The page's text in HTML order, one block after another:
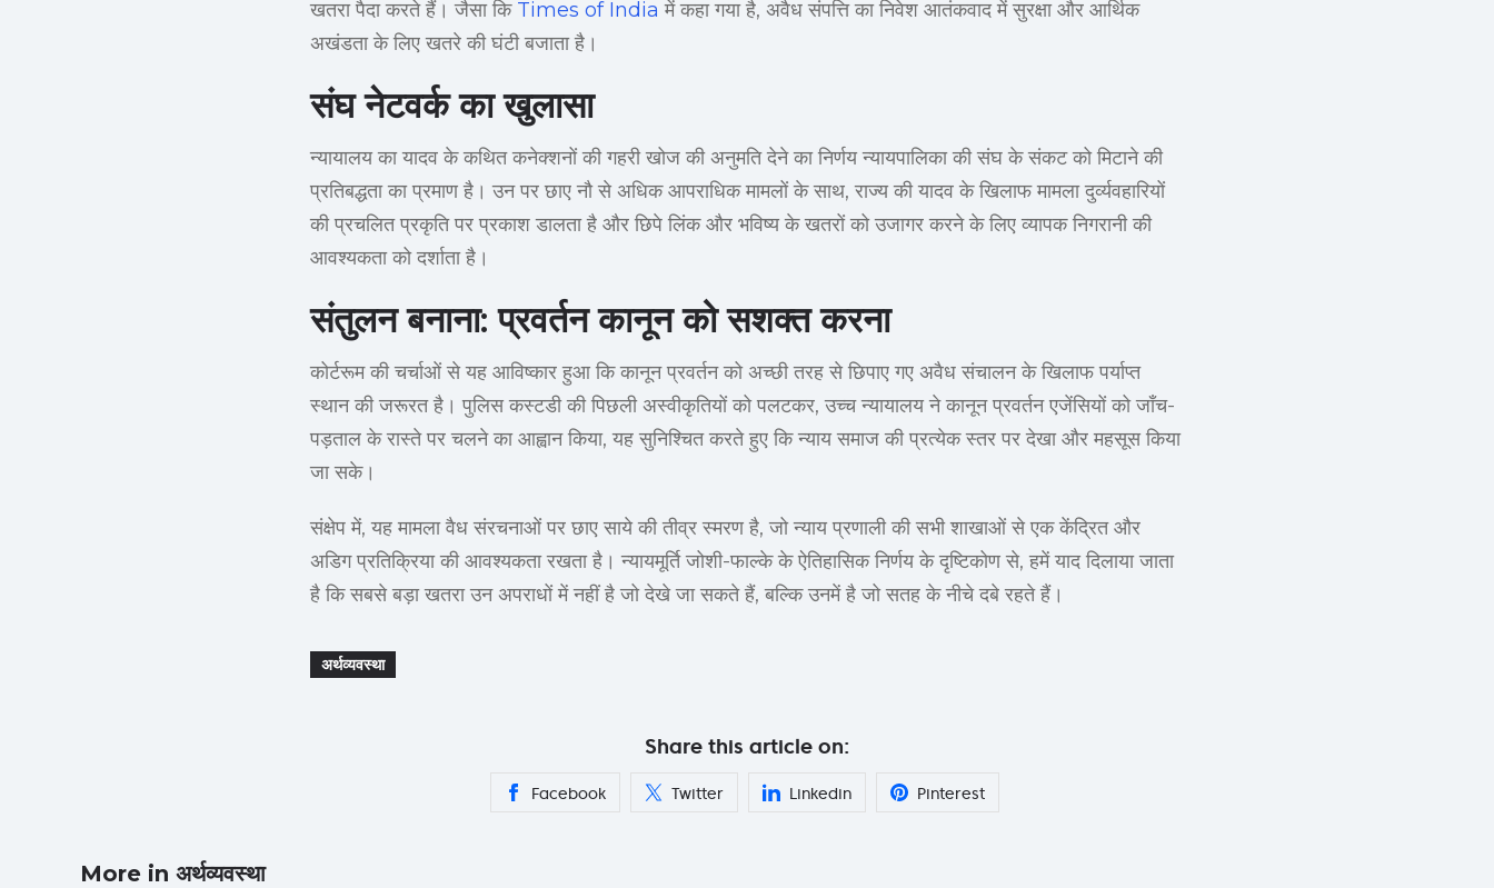
खतरा पैदा करते हैं। जैसा कि Times of India में कहा गया है, अवैध संपत्ति का निवेश आतंकवाद में सुरक्षा और आर्थिक
अखंडता के लिए खतरे की घंटी बजाता है।
संघ नेटवर्क का खुलासा
न्यायालय का यादव के कथित कनेक्शनों की गहरी खोज की अनुमति देने का निर्णय न्यायपालिका की संघ के संकट को मिटाने की
प्रतिबद्धता का प्रमाण है। उन पर छाए नौ से अधिक आपराधिक मामलों के साथ, राज्य की यादव के खिलाफ मामला दुर्व्यवहारियों
की प्रचलित प्रकृति पर प्रकाश डालता है और छिपे लिंक और भविष्य के खतरों को उजागर करने के लिए व्यापक निगरानी की
आवश्यकता को दर्शाता है।
संतुलन बनाना: प्रवर्तन कानून को सशक्त करना
कोर्टरूम की चर्चाओं से यह आविष्कार हुआ कि कानून प्रवर्तन को अच्छी तरह से छिपाए गए अवैध संचालन के खिलाफ पर्याप्त
स्थान की जरूरत है। पुलिस कस्टडी की पिछली अस्वीकृतियों को पलटकर, उच्च न्यायालय ने कानून प्रवर्तन एजेंसियों को जाँच-
पड़ताल के रास्ते पर चलने का आह्वान किया, यह सुनिश्चित करते हुए कि न्याय समाज की प्रत्येक स्तर पर देखा और महसूस किया
जा सके।
संक्षेप में, यह मामला वैध संरचनाओं पर छाए साये की तीव्र स्मरण है, जो न्याय प्रणाली की सभी शाखाओं से एक केंद्रित और
अडिग प्रतिक्रिया की आवश्यकता रखता है। न्यायमूर्ति जोशी-फाल्के के ऐतिहासिक निर्णय के दृष्टिकोण से, हमें याद दिलाया जाता
है कि सबसे बड़ा खतरा उन अपराधों में नहीं है जो देखे जा सकते हैं, बल्कि उनमें है जो सतह के नीचे दबे रहते हैं।
अर्थव्यवस्था
Share this article on:
Facebook Twitter Linkedin Pinterest
More in अर्थव्यवस्था